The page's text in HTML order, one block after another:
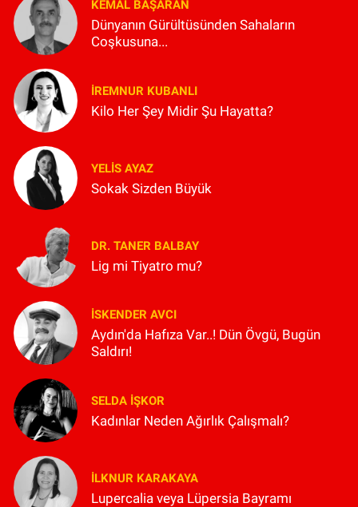
KEMAL BAŞARAN
Dünyanın Gürültüsünden Sahaların
Coşkusuna...
İREMNUR KUBANLI
Kilo Her Şey Midir Şu Hayatta?
YELIS AYAZ
Sokak Sizden Büyük
DR. TANER BALBAY
Lig mi Tiyatro mu?
İSKENDER AVCI
Aydın'da Hafıza Var..! Dün Övgü, Bugün
Saldırı!
SELDA İŞKOR
Kadınlar Neden Ağırlık Çalışmalı?
İLKNUR KARAKAYA
Lupercalia veya Lüpersia Bayramı